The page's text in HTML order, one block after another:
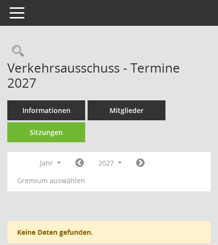
Toggle navigation
Rechercheauswahl
Verkehrsausschuss - Termine
2027
Informationen Mitglieder
Sitzungen
Jahr
2027
Gremium auswählen
Keine Daten gefunden.